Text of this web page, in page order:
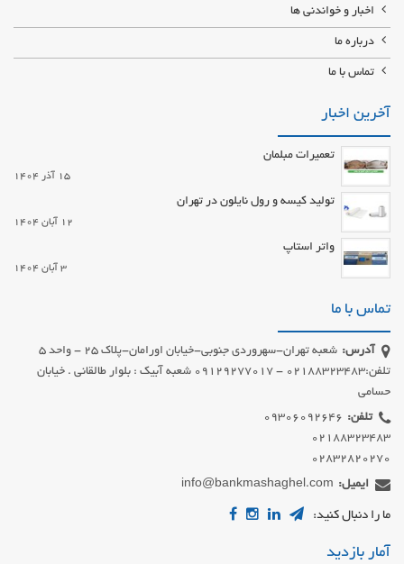
اخبار و خواندنی ها
درباره ما
تماس با ما
آخرین اخبار
تعمیرات مبلمان
15 آذر 1404
تولید کیسه و رول نایلون در تهران
12 آبان 1404
واتر استاپ
3 آبان 1404
تماس با ما
آدرس:
شعبه تهران-سهروردی جنوبی-خیابان اورامان-پلاک 25 - واحد 5
تلفن:02188323483 - 09129277017 شعبه آبیک : بلوار طالقانی . خیابان
حسامی
تلفن:
02832820270
ایمیل: info@bankmashaghel.com
ما را دنبال کنید:
آمار بازدید